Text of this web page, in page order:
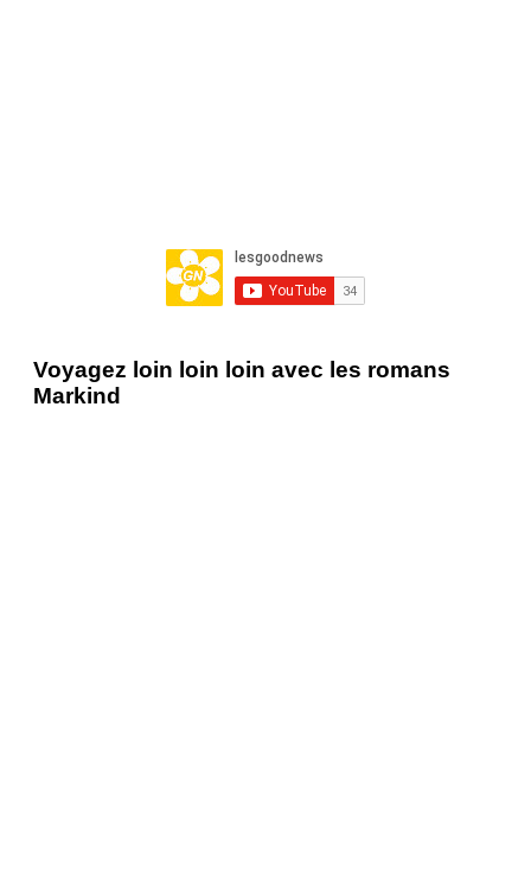
Voyagez loin loin loin avec les romans
Markind